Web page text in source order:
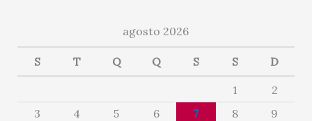
agosto 2026
S T Q Q S S D
1
2
3
4 5 6 7 8
9